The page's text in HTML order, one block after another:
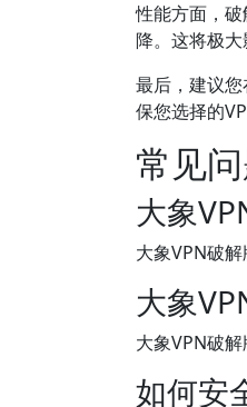
性能方面，
降。这将极大
最后，建议
保您选择的
常见
大象
大象VPN破
大象
大象VPN破
如何安